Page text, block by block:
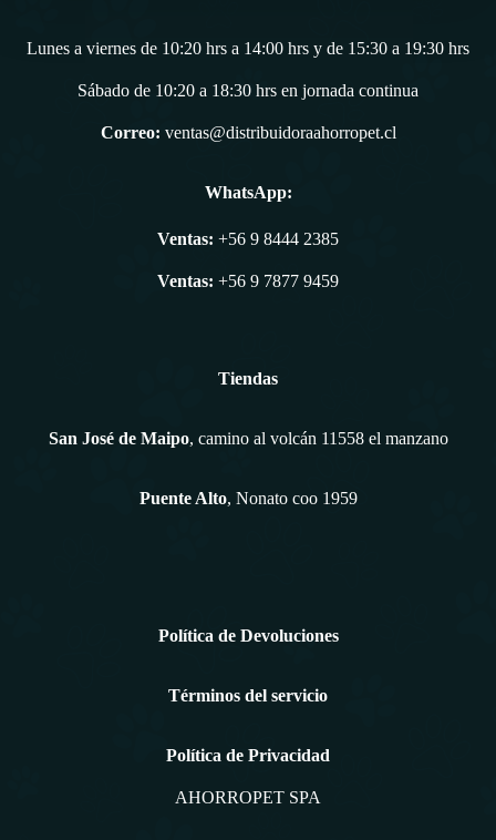
Lunes a viernes de 10:20 hrs a 14:00 hrs y de 15:30 a 19:30 hrs
Sábado de 10:20 a 18:30 hrs en jornada continua
Correo: ventas@distribuidoraahorropet.cl
WhatsApp:
Ventas: +56 9 8444 2385
Ventas: +56 9 7877 9459
Tiendas
San José de Maipo, camino al volcán 11558 el manzano
Puente Alto, Nonato coo 1959
Política de Devoluciones
Términos del servicio
Política de Privacidad
AHORROPET SPA